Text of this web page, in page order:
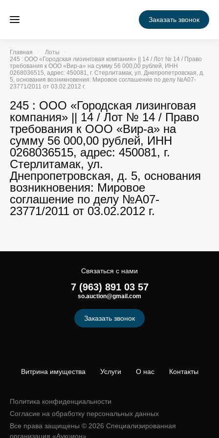
Заказать звонок
Главная
Лоты
245 : ООО «Городская лизинговая компания» || 14 / Лот № 14 / Право
требования к ООО «Вир-а» на сумму 56 000,00 рублей, ИНН
0268036515, адрес: 450081, г. Стерлитамак, ул. Днепропетровская, д.
5, основания возникновения: Мировое соглашение по делу №А07-
23771/2011 от 03.02.2012 г.
245 : ООО «Городская лизинговая
компания» || 14 / Лот № 14 / Право
требования к ООО «Вир-а» на
сумму 56 000,00 рублей, ИНН
0268036515, адрес: 450081, г.
Стерлитамак, ул.
Днепропетровская, д. 5, основания
возникновения: Мировое
соглашение по делу №А07-
23771/2011 от 03.02.2012 г.
Витрина имущества Услуги О нас Контакты
Политика конфиденциальности
Согласие на обработку персональных данных
Все права защищены © 2026 Специализированная
организация «Аукцион»
Связаться с нами
7 (963) 891 03 57
so.auction@gmail.com
Заказать звонок